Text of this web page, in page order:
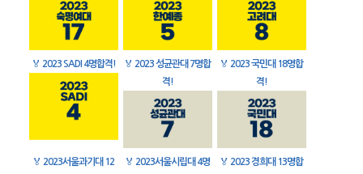
🏅 2023 SADI 4명합격! 🏅 2023 성균관대 7명합
격!
🏅 2023 국민대 18명합
격!
🏅 2023서울과기대 12
🏅 2023서울시립대 4명
🏅 2023 경희대 13명합